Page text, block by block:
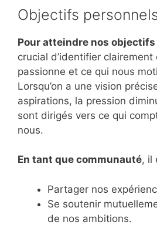
Objectifs
Pour atteindre nos
crucial d’identifier clairement
passionne et ce qui nous
Lorsqu’on a une vision
aspirations, la pression
sont dirigés vers ce qui
nous.
En tant que communauté, il
Partager nos
Se soutenir
de nos ambitions.